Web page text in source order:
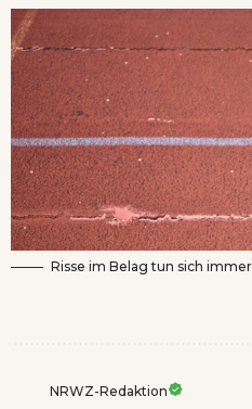
Risse im Belag tun sich
NRWZ-Redaktion